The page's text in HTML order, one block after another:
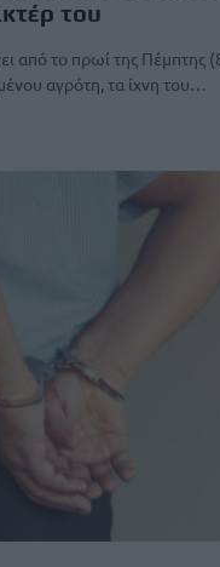
του
από το πρωί της Πέμπτης
αγρότη, τα ίχνη του…